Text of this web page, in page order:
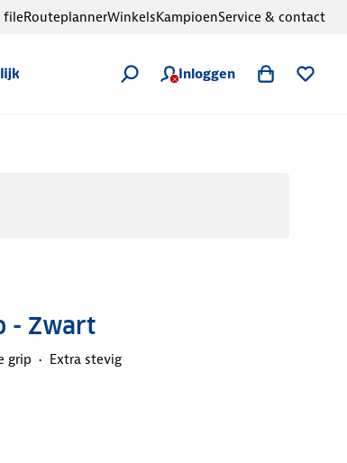
Inloggen
fileRouteplannerWinkelsKampioenService & contact
- Zwart
grip Extra stevig